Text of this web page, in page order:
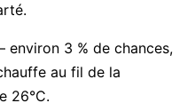
3 % de chances,
au fil de la
26°C.